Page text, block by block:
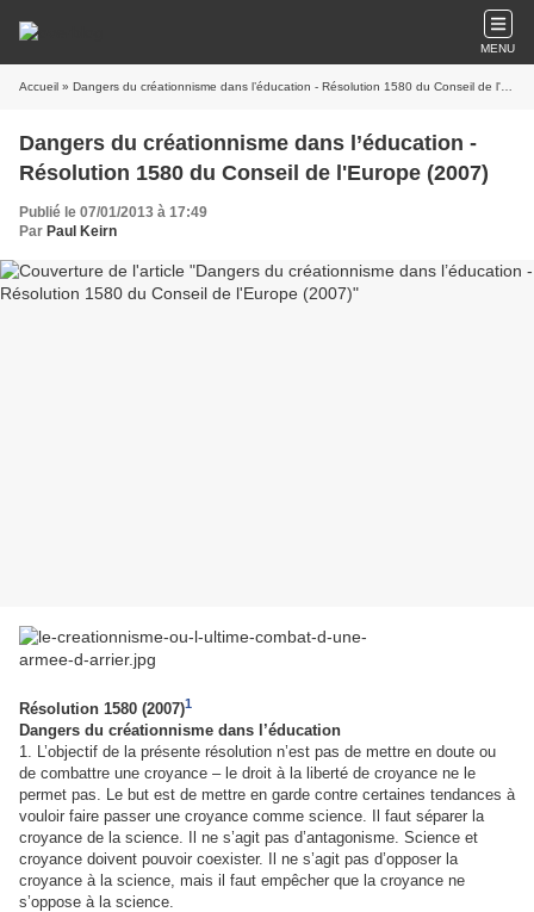
MENU
Accueil » Dangers du créationnisme dans l’éducation - Résolution 1580 du Conseil de l'Europe (2007)
Dangers du créationnisme dans l’éducation -
Résolution 1580 du Conseil de l'Europe (2007)
Publié le 07/01/2013 à 17:49
Par Paul Keirn
Résolution 1580 (2007)1
Dangers du créationnisme dans l’éducation
1. L’objectif de la présente résolution n’est pas de mettre en doute ou
de combattre une croyance – le droit à la liberté de croyance ne le
permet pas. Le but est de mettre en garde contre certaines tendances à
vouloir faire passer une croyance comme science. Il faut séparer la
croyance de la science. Il ne s’agit pas d’antagonisme. Science et
croyance doivent pouvoir coexister. Il ne s’agit pas d’opposer la
croyance à la science, mais il faut empêcher que la croyance ne
s’oppose à la science.